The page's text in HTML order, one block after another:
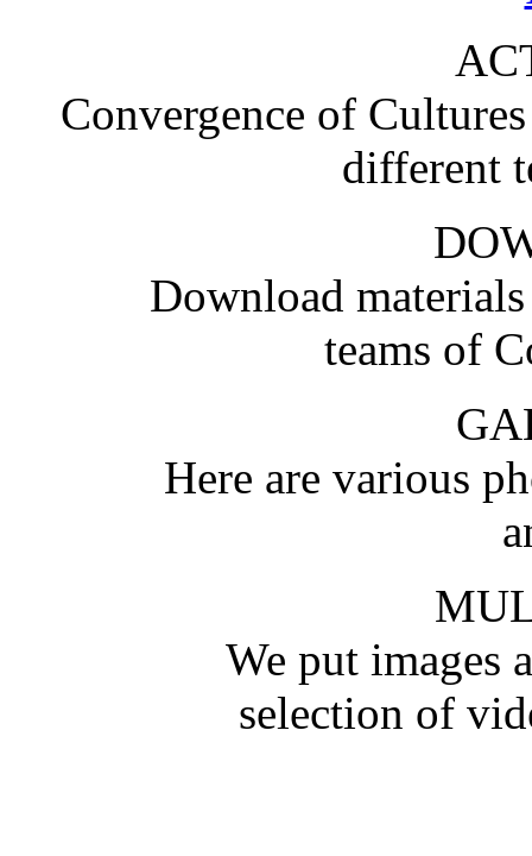
Convergence of
different
Download
teams of
Here are various
We put images
selection of